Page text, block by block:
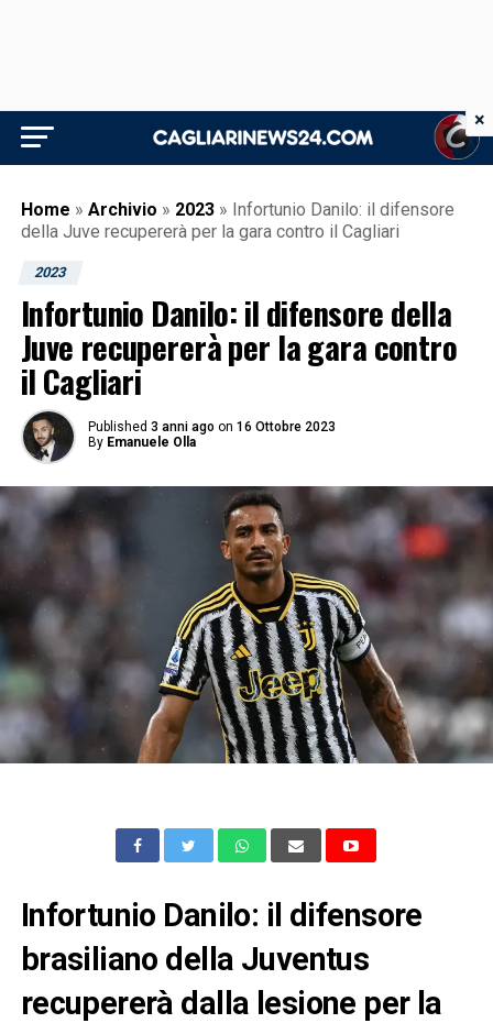
Home » Archivio » 2023 » Infortunio Danilo: il difensore
della Juve recupererà per la gara contro il Cagliari
2023
Infortunio Danilo: il difensore della
Juve recupererà per la gara contro
il Cagliari
Published 3 anni ago on 16 Ottobre 2023
By Emanuele Olla
Infortunio Danilo: il difensore
brasiliano della Juventus
recupererà dalla lesione per la
×